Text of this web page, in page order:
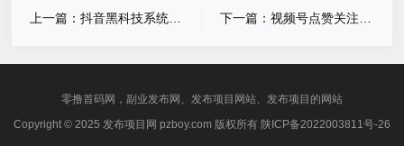
零撸首码网，副业发布网、发布项目网站、发布项目的网站
Copyright © 2025 发布项目网 pzboy.com 版权所有 陕ICP备2022003811号-26